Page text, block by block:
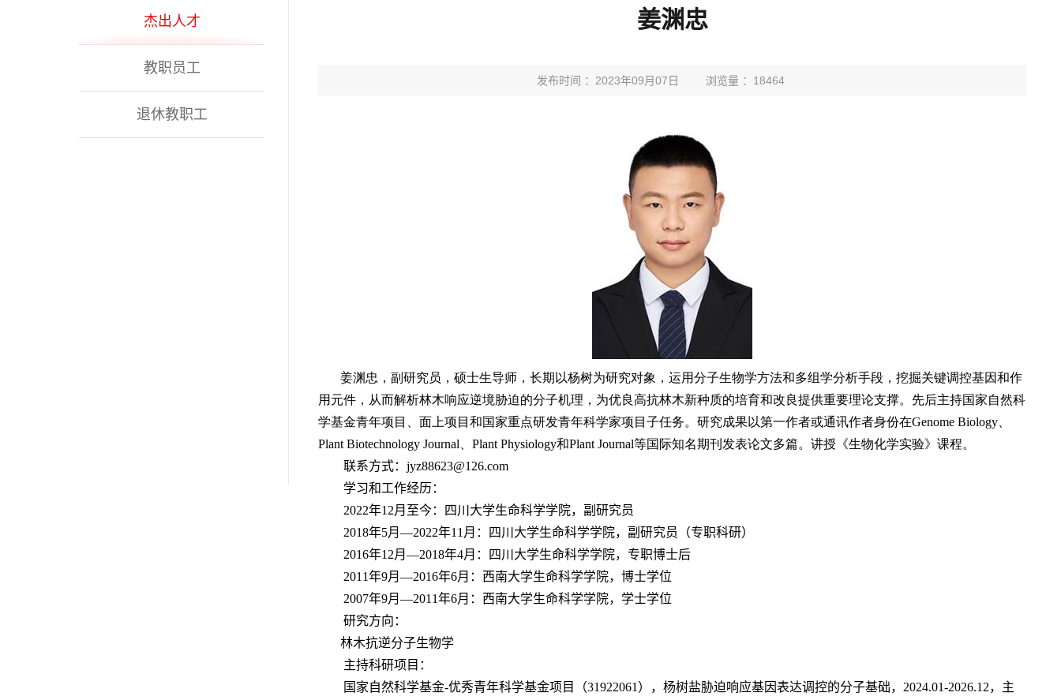
杰出人才
教职员工
退休教职工
姜渊忠
发布时间 ：2023年09月07日 浏览量 ：18464
姜渊忠，副研究员，硕士生导师，长期以杨树为研究对象，运用分子生物学方法和多组学分析手段，挖掘关键调控基因和作
用元件，从而解析林木响应逆境胁迫的分子机理，为优良高抗林木新种质的培育和改良提供重要理论支撑。先后主持国家自然科
学基金青年项目、面上项目和国家重点研发青年科学家项目子任务。研究成果以第一作者或通讯作者身份在Genome Biology
Plant Biotechnology Journal
Plant Physiology和Plant Journal等国际知名期刊发表论文多篇。讲授《生物化学实验》课程。
联系方式： jyz88623@126.com
学习和工作经历：
2022年12月至今：四川大学生命科学学院，副研究员
2018年5月—2022年11 月：四川大学生命科学学院，副研究员（专职科研）
2016年12月—2018年4月：四川大学生命科学学院，专职博士后
2011年9月—2016年6月：西南大学生命科学学院，博士学位
2007年9月—2011年6月：西南大学生命科学学院，学士学位
研究方向：
林木抗逆分子生物学
主持科研项目：
国家自然科学基金-优秀青年科学基金项目（31922061 ），杨树盐胁迫响应基因表达调控的分子基础， 2024.01-2026.12，主